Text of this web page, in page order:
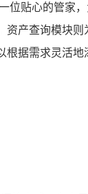
位贴心的管家
产查询模块
据需求灵活地